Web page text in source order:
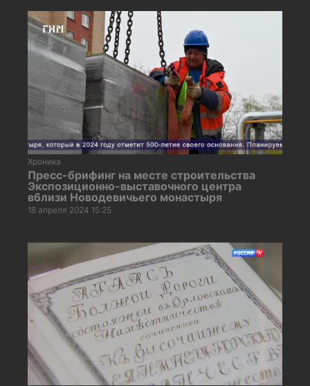
Хроника
Пресс-брифинг на месте строительства
Экспозиционно-выставочного центра
вблизи Новодевичьего монастыря
18 апреля 2024 15:25